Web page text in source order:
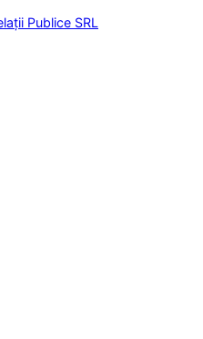
Publice SRL